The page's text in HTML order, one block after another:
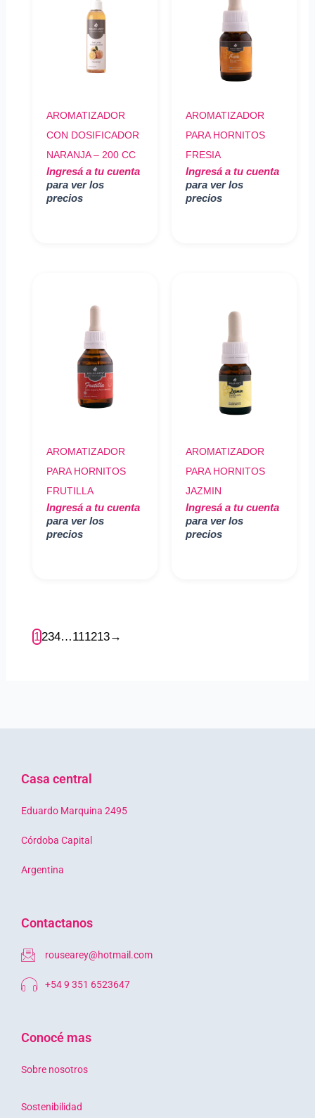
AROMATIZADOR
CON DOSIFICADOR
NARANJA – 200 CC
Ingresá a tu cuenta
para ver los
precios
AROMATIZADOR
PARA HORNITOS
FRESIA
Ingresá a tu cuenta
para ver los
precios
AROMATIZADOR
PARA HORNITOS
FRUTILLA
Ingresá a tu cuenta
para ver los
precios
AROMATIZADOR
PARA HORNITOS
JAZMIN
Ingresá a tu cuenta
para ver los
precios
1234…111213→
Casa central
Eduardo Marquina 2495
Córdoba Capital
Argentina
Contactanos
rousearey@hotmail.com
+54 9 351 6523647
Conocé mas
Sobre nosotros
Sostenibilidad